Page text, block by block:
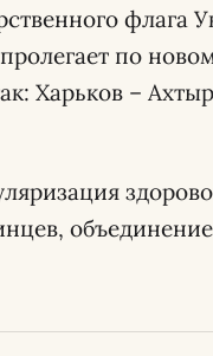
флага
по
Харьков –